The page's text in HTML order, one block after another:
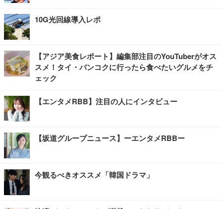
10G光回線導入レポ
【アジア美食レポート】編集部注目のYouTuberがオス
スメ！タイ・バンコクに行ったら食べたいグルメをチ
ェック
【エンタメRBB】注目の人にインタビュー
【坂道グループニュース】ーエンタメRBBー
今観るべきオススメ「韓国ドラマ」